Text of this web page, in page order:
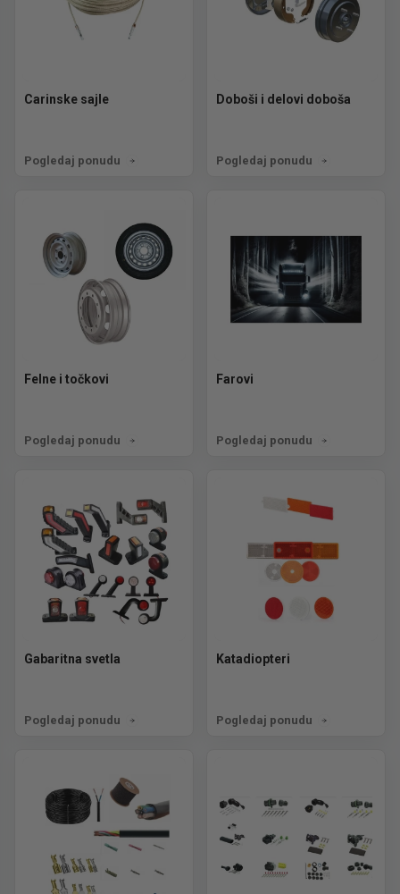
Carinske sajle
Pogledaj ponudu
Doboši i delovi doboša
Pogledaj ponudu
Felne i točkovi
Pogledaj ponudu
Farovi
Pogledaj ponudu
Gabaritna svetla
Pogledaj ponudu
Katadiopteri
Pogledaj ponudu